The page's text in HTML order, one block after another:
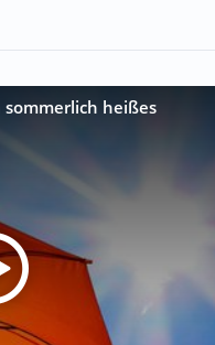
heißes